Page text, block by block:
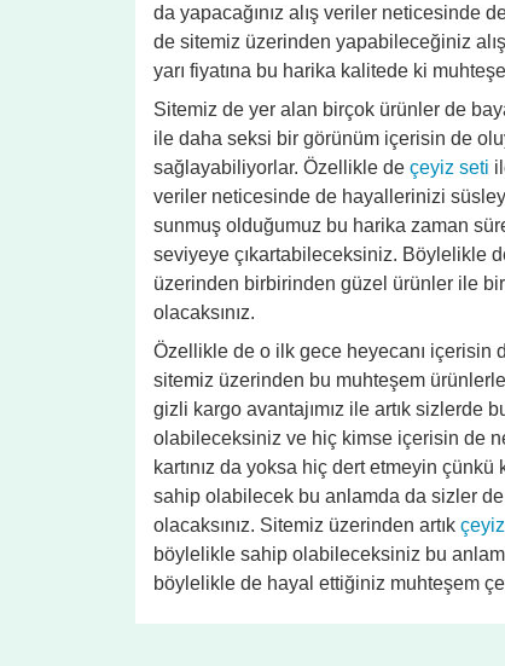
da yapacağınız alış veriler neticesinde
de sitemiz üzerinden yapabileceğiniz
yarı fiyatına bu harika kalitede ki
Sitemiz de yer alan birçok ürünler de
ile daha seksi bir görünüm içerisin de
sağlayabiliyorlar. Özellikle de çeyiz seti
veriler neticesinde de hayallerinizi
sunmuş olduğumuz bu harika zaman
seviyeye çıkartabileceksiniz. Böylelikle
üzerinden birbirinden güzel ürünler ile
olacaksınız.
Özellikle de o ilk gece heyecanı içerisin
sitemiz üzerinden bu muhteşem
gizli kargo avantajımız ile artık sizlerde
olabileceksiniz ve hiç kimse içerisin de
kartınız da yoksa hiç dert etmeyin
sahip olabilecek bu anlamda da sizler de
olacaksınız. Sitemiz üzerinden artık
böylelikle sahip olabileceksiniz bu
böylelikle de hayal ettiğiniz muhteşem